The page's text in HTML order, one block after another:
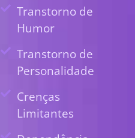
Transtorno de
Humor
Transtorno de
Personalidade
Crenças
Limitantes